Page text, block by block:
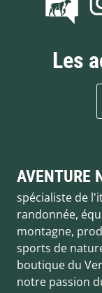
Les
AVENTURE
spécialiste de
randonnée,
montagne,
sports de
boutique du
notre passion